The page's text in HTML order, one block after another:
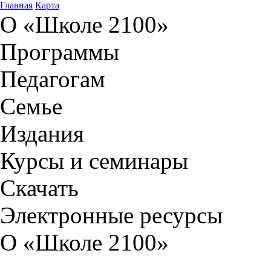
Главная Карта
О «Школе 2100»
Программы
Педагогам
Семье
Издания
Курсы и семинары
Скачать
Электронные ресурсы
О «Школе 2100»